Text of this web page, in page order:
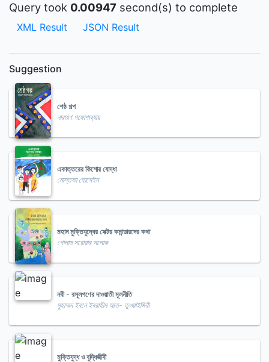
Query took 0.00947 second(s) to complete
XML Result JSON Result
Suggestion
শেষ্ঠ গল্প
নারায়ণ গঙ্গোপাধ্যায়
একাত্তরের কিশোর যোদ্ধা
মোস্তফা হোসেইন
মহান মুক্তিযুদ্ধের সেক্টর কমান্ডারদের কথা
গোলাম সরোয়ার সলোক
নবী - রসূলগণের দাওয়াতী মূলনীতি
মুহাম্মদ ইবনে ইবরাহীম আত- তুওয়াইজিরী
মুক্তিযুদ্ধ ও বুদ্ধিজীবী